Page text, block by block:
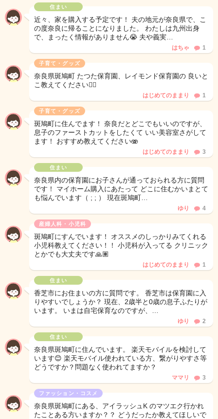
住まい
近々、家を購入する予定です！ 夫の地元が奈良県で、こ
の度奈良に帰ることになりました。 わたしは九州出身
で、まったく情報がありません😭 夫や義実…
はちゃ 1
子育て・グッズ
奈良県斑鳩町 たつた保育園、レイモンド保育園の 良いと
こ教えてください🙇‍♀️
はじめてのままり 1
子育て・グッズ
斑鳩町に住んでます！ 奈良だとどこでもいいのですが、
息子のファーストカットをしたくて いい美容室さがして
ます！ おすすめ教えてください🫨
はじめてのままり 3
住まい
奈良県内の保育園にお子さんが通っておられる方に質問
です！ マイホーム購入にあたって どこに住むかいまとて
も悩んでいます（ ; ; ） 現在斑鳩町…
ゆり 4
産婦人科・小児科
斑鳩町にすんでいます！ オススメのしっかりみてくれる
小児科教えてください！！ 小児科が入ってる クリニック
とかでも大丈夫です🙏🏽
はじめてのままり 1
住まい
香芝市にお住まいの方に質問です。 香芝市は保育園に入
りやすいでしょうか？ 現在、2歳半と0歳の息子ふたりが
います。 いまは自宅保育なのですが、…
ゆり 2
住まい
奈良県斑鳩町に住んでいます。 楽天モバイルを検討して
います😊 楽天モバイル使われている方、繋がりやすさ等
どうですか？問題なく使われてますか？
ママリ 3
ファッション・コスメ
奈良県斑鳩町にある、アイラッシュK のマツエク行かれ
たことある方いますか？？ どうだったか教えてほしいで